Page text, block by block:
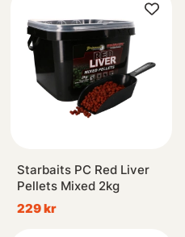
Starbaits PC Red Liver
Pellets Mixed 2kg
229 kr